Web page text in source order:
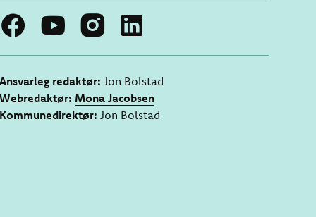
Ansvarleg redaktør: Jon Bolstad
Webredaktør: Mona Jacobsen
Kommunedirektør: Jon Bolstad